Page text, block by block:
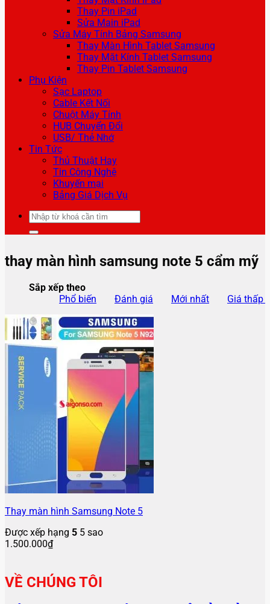
Thay Pin iPad
Sửa Main iPad
Sửa Máy Tính Bảng Samsung
Thay Màn Hình Tablet Samsung
Thay Mặt Kính Tablet Samsung
Thay Pin Tablet Samsung
Phụ Kiện
Sạc Laptop
Cable Kết Nối
Chuột Máy Tính
HUB Chuyển Đổi
USB/ Thẻ Nhớ
Tin Tức
Thủ Thuật Hay
Tin Công Nghệ
Khuyến mại
Bảng Giá Dịch Vụ
Tìm
kiếm:
thay màn hình samsung note 5 cẩm mỹ
Sắp xếp theo
Phổ biến
Đánh giá Mới nhất Giá thấp
Thay màn hình Samsung Note 5
Được xếp hạng 5 5 sao
1.500.000₫
VỀ CHÚNG TÔI